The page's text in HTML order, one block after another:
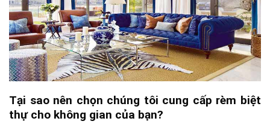
Tại sao nên chọn chúng tôi cung cấp rèm biệt
thự cho không gian của bạn?